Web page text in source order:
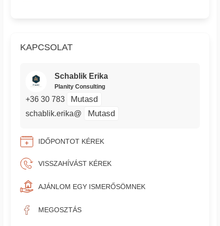
KAPCSOLAT
Schablik Erika
Planity Consulting
+36 30 783 Mutasd
schablik.erika@ Mutasd
IDŐPONTOT KÉREK
VISSZAHÍVÁST KÉREK
AJÁNLOM EGY ISMERŐSÖMNEK
MEGOSZTÁS